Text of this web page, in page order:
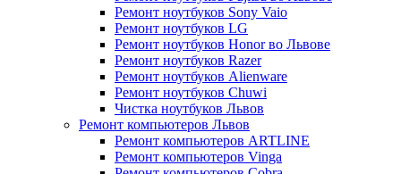
Ремонт ноутбуков Sony Vaio
Ремонт ноутбуков LG
Ремонт ноутбуков Honor во Львове
Ремонт ноутбуков Razer
Ремонт ноутбуков Alienware
Ремонт ноутбуков Chuwi
Чистка ноутбуков Львов
Ремонт компьютеров Львов
Ремонт компьютеров ARTLINE
Ремонт компьютеров Vinga